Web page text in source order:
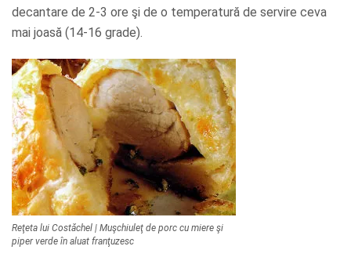
decantare de 2-3 ore şi de o temperatură de servire ceva
mai joasă (14-16 grade).
Reţeta lui Costăchel | Muşchiuleţ de porc cu miere şi
piper verde în aluat franţuzesc